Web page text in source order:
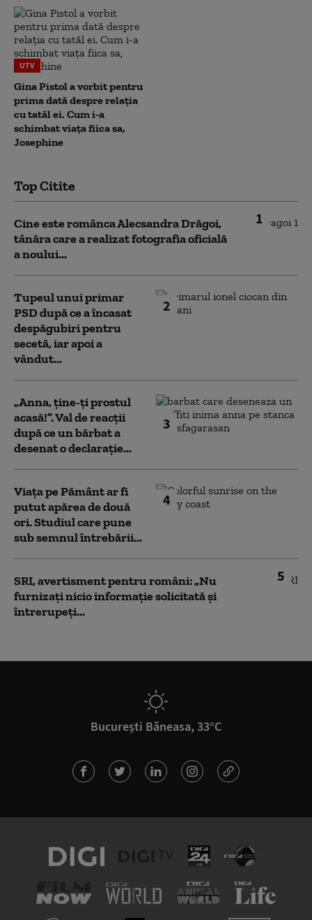
UTV
Gina Pistol a vorbit pentru
prima dată despre relația
cu tatăl ei. Cum i-a
schimbat viața fiica sa,
Josephine
Top Citite
1
Cine este românca Alecsandra Drăgoi,
tânăra care a realizat fotografia oficială
a noului...
2
Tupeul unui primar
PSD după ce a încasat
despăgubiri pentru
secetă, iar apoi a
vândut...
3
„Anna, ţine-ţi prostul
acasă!”. Val de reacții
după ce un bărbat a
desenat o declarație...
4
Viața pe Pământ ar fi
putut apărea de două
ori. Studiul care pune
sub semnul întrebării...
5
SRI, avertisment pentru români: „Nu
furnizați nicio informație solicitată și
întrerupeți...
București Băneasa, 33°C